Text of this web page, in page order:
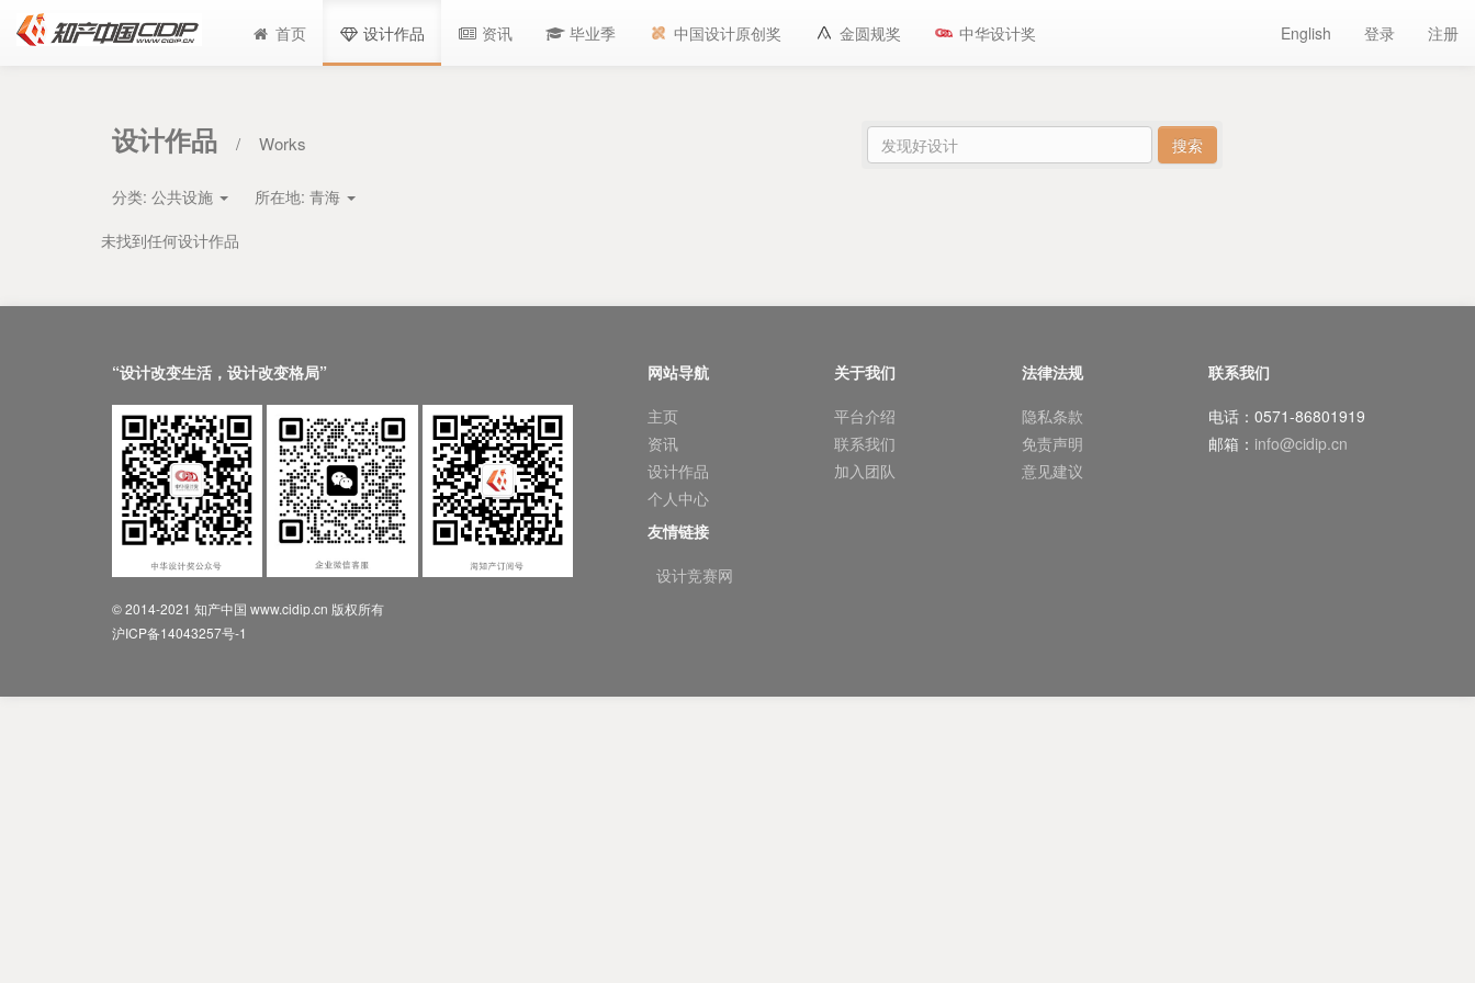
首页 设计作品 资讯 毕业季 中国设计原创奖 金圆规奖 中华设计奖 English 登录 注册
设计作品 / Works
分类: 公共设施 所在地: 青海
未找到任何设计作品
“设计改变生活，设计改变格局”
© 2014-2021 知产中国 www.cidip.cn 版权所有
沪ICP备14043257号-1
网站导航
主页
资讯
设计作品
个人中心
关于我们
平台介绍
联系我们
加入团队
法律法规
隐私条款
免责声明
意见建议
联系我们
电话：0571-86801919
邮箱： info@cidip.cn
友情链接
设计竞赛网